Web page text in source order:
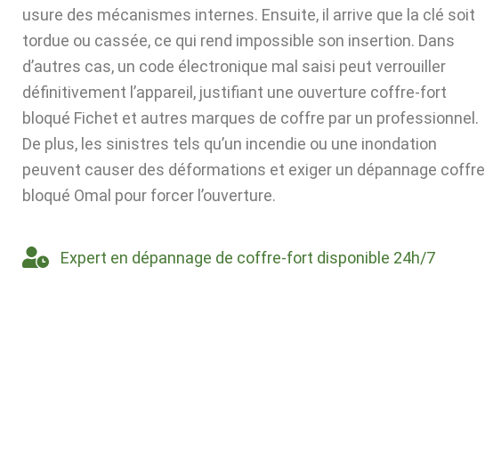
usure des mécanismes internes. Ensuite, il arrive que la clé soit
tordue ou cassée, ce qui rend impossible son insertion. Dans
d’autres cas, un code électronique mal saisi peut verrouiller
définitivement l’appareil, justifiant une ouverture coffre-fort
bloqué Fichet et autres marques de coffre par un professionnel.
De plus, les sinistres tels qu’un incendie ou une inondation
peuvent causer des déformations et exiger un dépannage coffre
bloqué Omal pour forcer l’ouverture.
Expert en dépannage de coffre-fort disponible 24h/7